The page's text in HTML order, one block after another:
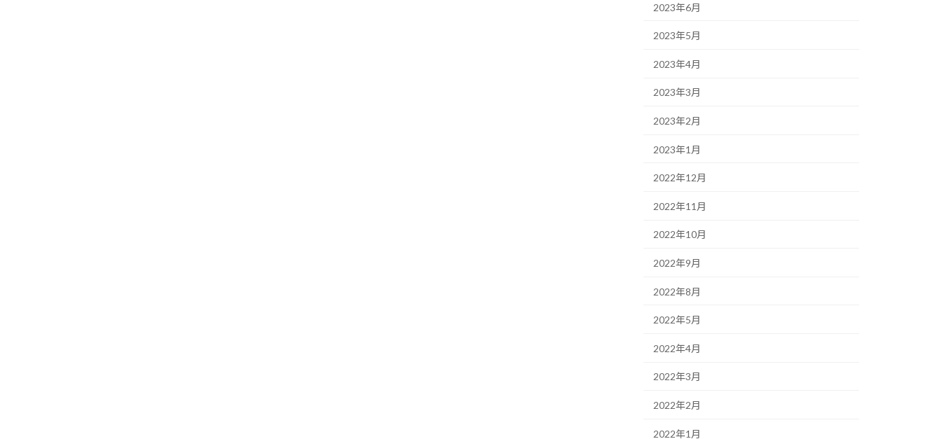
2023年6月
2023年5月
2023年4月
2023年3月
2023年2月
2023年1月
2022年12月
2022年11月
2022年10月
2022年9月
2022年8月
2022年5月
2022年4月
2022年3月
2022年2月
2022年1月